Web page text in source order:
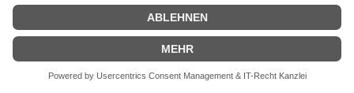
|Impressum| Kurbio deutsch | Kurzbiografie |